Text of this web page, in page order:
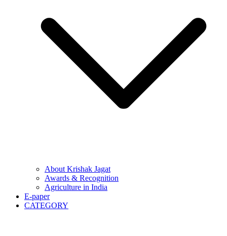
About Krishak Jagat
Awards & Recognition
Agriculture in India
E-paper
CATEGORY